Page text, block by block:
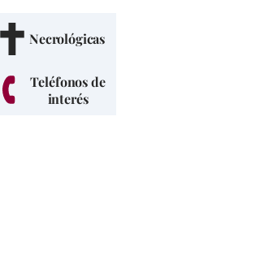
Necrológicas
Teléfonos de
interés